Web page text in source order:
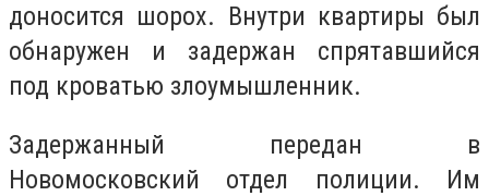
доносится шорох. Внутри квартиры был
обнаружен и задержан спрятавшийся
под кроватью злоумышленник.
Задержанный передан в
Новомосковский отдел полиции. Им